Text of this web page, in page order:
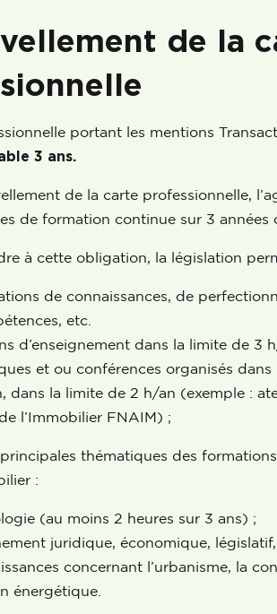
de la
portant les mentions
3 ans.
de la carte professionnelle,
de formation continue sur 3 années
à cette obligation, la législation
de connaissances, de
etc.
d’enseignement dans la limite de 3
et ou conférences organisés
dans la limite de 2 h/an (exemple :
l’Immobilier FNAIM) ;
thématiques des
:
(au moins 2 heures sur 3 ans) ;
juridique, économique,
concernant l’urbanisme, la
énergétique.